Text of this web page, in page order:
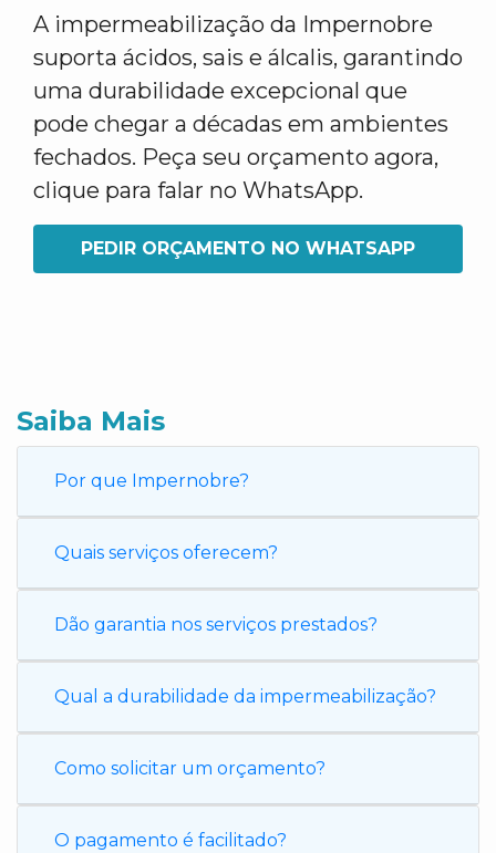
A impermeabilização da Impernobre
suporta ácidos, sais e álcalis, garantindo
uma durabilidade excepcional que
pode chegar a décadas em ambientes
fechados. Peça seu orçamento agora,
clique para falar no WhatsApp.
PEDIR ORÇAMENTO NO WHATSAPP
Saiba Mais
Por que Impernobre?
Quais serviços oferecem?
Dão garantia nos serviços prestados?
Qual a durabilidade da impermeabilização?
Como solicitar um orçamento?
O pagamento é facilitado?